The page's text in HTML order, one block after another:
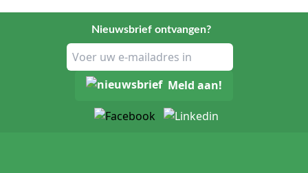
Nieuwsbrief ontvangen?
Meld aan!